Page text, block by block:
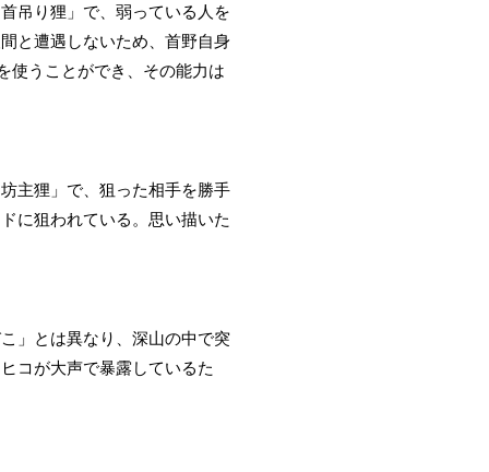
吊り狸」で、弱っている人を
と遭遇しないため、首野自身
使うことができ、その能力は
主狸」で、狙った相手を勝手
に狙われている。思い描いた
」とは異なり、深山の中で突
コが大声で暴露しているた